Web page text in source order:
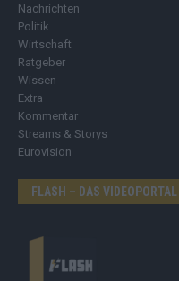
Nachrichten
Politik
Wirtschaft
Ratgeber
Wissen
Extra
Kommentar
Streams & Storys
Eurovision
FLASH – DAS VIDEOPORTAL